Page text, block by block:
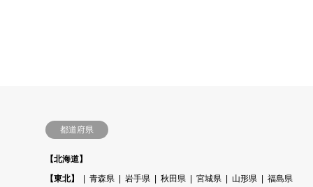
都道府県
【北海道】
【東北】
青森県 岩手県 秋田県 宮城県 山形県
福島県